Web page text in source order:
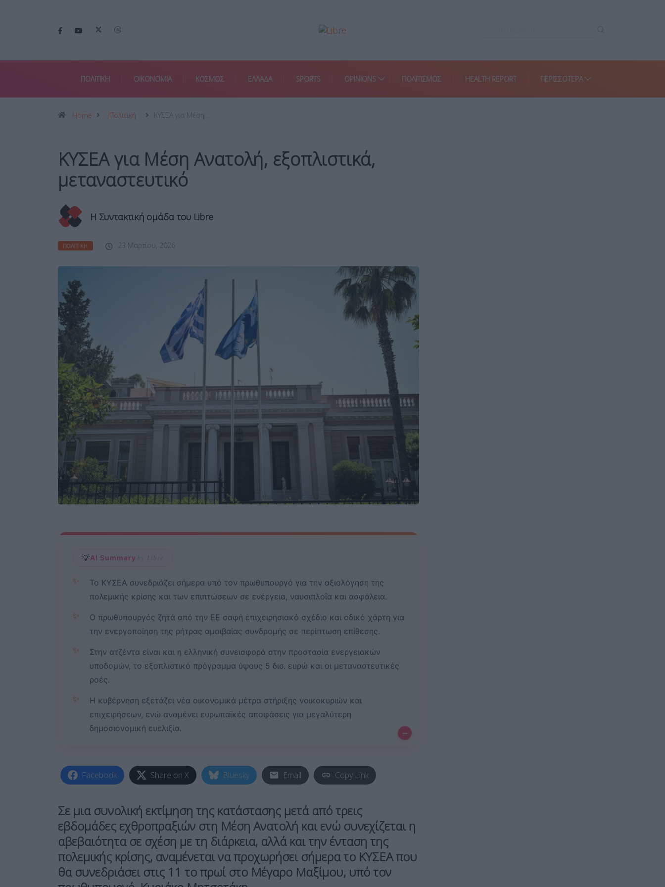
ΠΟΛΙΤΙΚΗ ΟΙΚΟΝΟΜΙΑ ΚΟΣΜΟΣ ΕΛΛΑΔΑ SPORTS OPINIONS ΠΟΛΙΤΙΣΜΟΣ HEALTH REPORT ΠΕΡΙΣΣΌΤΕΡΑ
Home Πολιτική ΚΥΣΕΑ για Μέση…
ΚΥΣΕΑ για Μέση Ανατολή, εξοπλιστικά,
μεταναστευτικό
Η Συντακτική ομάδα του Libre
ΠΟΛΙΤΙΚΉ 23 Μαρτίου, 2026
💡AI Summary by Libre
✨
Το ΚΥΣΕΑ συνεδριάζει σήμερα υπό τον πρωθυπουργό για την αξιολόγηση της
πολεμικής κρίσης και των επιπτώσεων σε ενέργεια, ναυσιπλοΐα και ασφάλεια.
✨
Ο πρωθυπουργός ζητά από την ΕΕ σαφή επιχειρησιακό σχέδιο και οδικό χάρτη για
την ενεργοποίηση της ρήτρας αμοιβαίας συνδρομής σε περίπτωση επίθεσης.
✨
Στην ατζέντα είναι και η ελληνική συνεισφορά στην προστασία ενεργειακών
υποδομών, το εξοπλιστικό πρόγραμμα ύψους 5 δισ. ευρώ και οι μεταναστευτικές
ροές.
✨
Η κυβέρνηση εξετάζει νέα οικονομικά μέτρα στήριξης νοικοκυριών και
επιχειρήσεων, ενώ αναμένει ευρωπαϊκές αποφάσεις για μεγαλύτερη
δημοσιονομική ευελιξία.
–
Facebook Share on X Bluesky Email Copy Link
Σε μια συνολική εκτίμηση της κατάστασης μετά από τρεις
εβδομάδες εχθροπραξιών στη Μέση Ανατολή και ενώ συνεχίζεται η
αβεβαιότητα σε σχέση με τη διάρκεια, αλλά και την ένταση της
πολεμικής κρίσης, αναμένεται να προχωρήσει σήμερα το ΚΥΣΕΑ που
θα συνεδριάσει στις 11 το πρωί στο Μέγαρο Μαξίμου, υπό τον